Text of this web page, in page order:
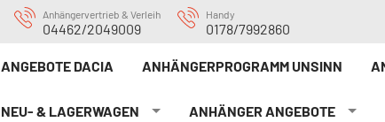
Anhängervertrieb & Verleih
04462/2049009
Handy
0178/7992860
ANGEBOTE DACIA ANHÄNGERPROGRAMM UNSINN
NEU- & LAGERWAGEN ANHÄNGER ANGEBOTE